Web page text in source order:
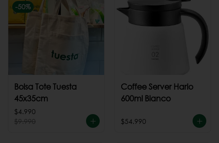
-50%
Bolsa Tote Tuesta
45x35cm
$4.990
$9.990
Coffee Server Hario
600ml Blanco
$54.990